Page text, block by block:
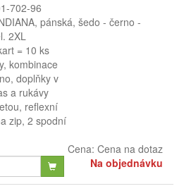
702-96
pánská, šedo - černo -
2XL
= 10 ks
kombinace
doplňky v
a rukávy
reflexní
zip, 2 spodní
Cena: Cena na dotaz
Na objednávku